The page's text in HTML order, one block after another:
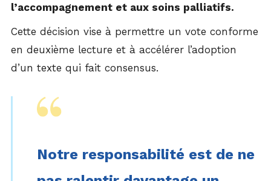
l’accompagnement et aux soins palliatifs.
Cette décision vise à permettre un vote conforme
en deuxième lecture et à accélérer l’adoption
d’un texte qui fait consensus.
Notre responsabilité est de ne